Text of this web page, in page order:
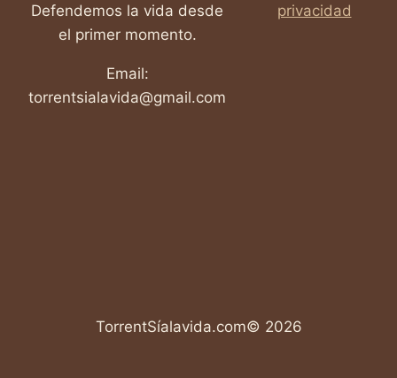
Defendemos la vida desde
el primer momento.
Email:
torrentsialavida@gmail.com
privacidad
TorrentSíalavida.com© 2026